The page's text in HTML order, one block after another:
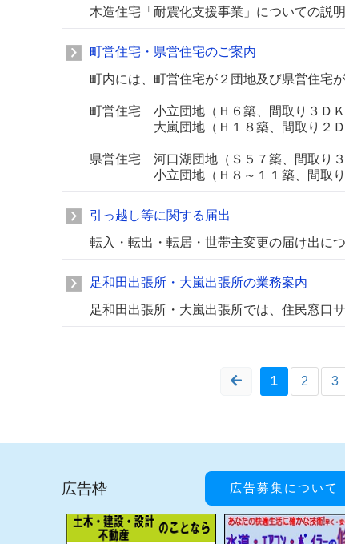
木造住宅「耐震化支援事業」についての説明
町営住宅・県営住宅のご案内
町内には、町営住宅が２団地及び県営住宅
町営住宅 小立団地（Ｈ６築、間取り３ＤＫ
大嵐団地（Ｈ１８築、間取り２ＤＫ
県営住宅 河口湖団地（Ｓ５７築、間取り３
小立団地（Ｈ８～１１築、間取り３
引っ越し等に関する届出
転入・転出・転居・世帯主変更の届け出に
足和田出張所・大嵐出張所の業務案内
足和田出張所・大嵐出張所では、住民窓口
1 2 3
広告枠 広告募集について